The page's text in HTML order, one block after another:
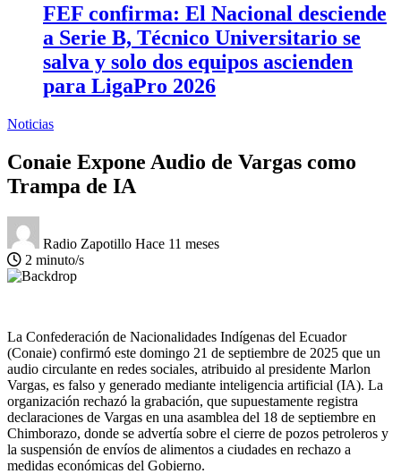
FEF confirma: El Nacional desciende
a Serie B, Técnico Universitario se
salva y solo dos equipos ascienden
para LigaPro 2026
Noticias
Conaie Expone Audio de Vargas como
Trampa de IA
Radio Zapotillo Hace 11 meses
2 minuto/s
La Confederación de Nacionalidades Indígenas del Ecuador
(Conaie) confirmó este domingo 21 de septiembre de 2025 que un
audio circulante en redes sociales, atribuido al presidente Marlon
Vargas, es falso y generado mediante inteligencia artificial (IA). La
organización rechazó la grabación, que supuestamente registra
declaraciones de Vargas en una asamblea del 18 de septiembre en
Chimborazo, donde se advertía sobre el cierre de pozos petroleros y
la suspensión de envíos de alimentos a ciudades en rechazo a
medidas económicas del Gobierno.